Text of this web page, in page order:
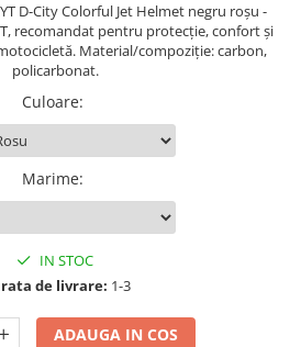
D-City Colorful Jet Helmet negru roșu -
recomandat pentru protecție, confort și
Material/compoziție: carbon,
policarbonat.
Culoare:
Marime:
IN STOC
de livrare: 1-3
ADAUGA IN COS